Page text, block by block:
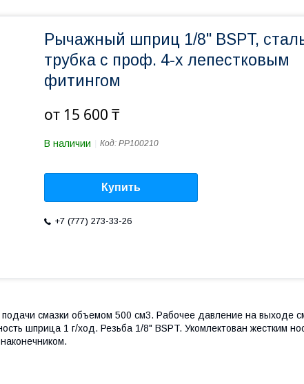
Рычажный шприц 1/8" BSPT,
трубка с проф. 4-х лепестковым
фитингом
от 15 600 ₸
В наличии Код: PP100210
Купить
+7 (777) 273-33-26
смазки объемом 500 см3. Рабочее давление на выходе
шприца 1 г/ход. Резьба 1/8" BSPT. Укомлектован жестким